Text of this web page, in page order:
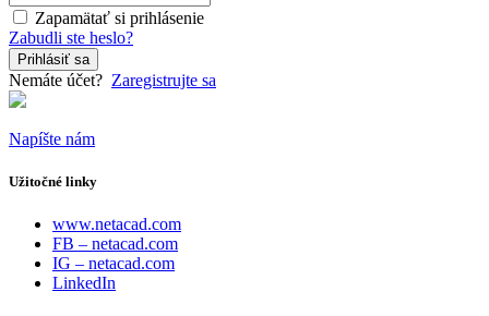
Zapamätať si prihlásenie
Zabudli ste heslo?
Prihlásiť sa
Nemáte účet? Zaregistrujte sa
Napíšte nám
Užitočné linky
www.netacad.com
FB – netacad.com
IG – netacad.com
LinkedIn